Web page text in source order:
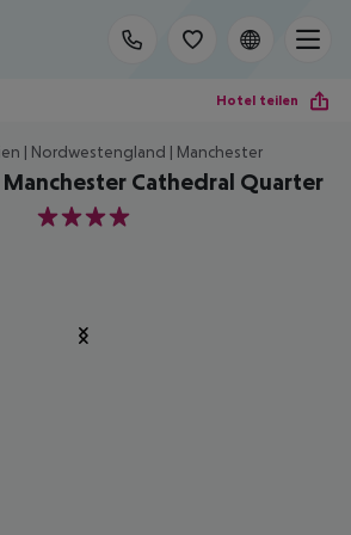
Hotel teilen
| Nordwestengland | Manchester
Cathedral Quarter
4